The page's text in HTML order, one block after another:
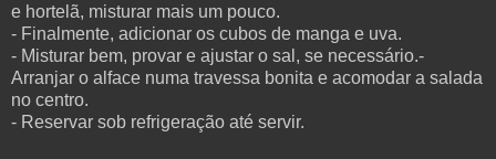
e hortelã, misturar mais um pouco.
- Finalmente, adicionar os cubos de manga e uva.
- Misturar bem, provar e ajustar o sal, se necessário.-
Arranjar o alface numa travessa bonita e acomodar a salada
no centro.
- Reservar sob refrigeração até servir.